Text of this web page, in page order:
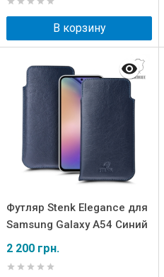
В корзину
Футляр Stenk Elegance для
Samsung Galaxy A54 Синий
2 200 грн.